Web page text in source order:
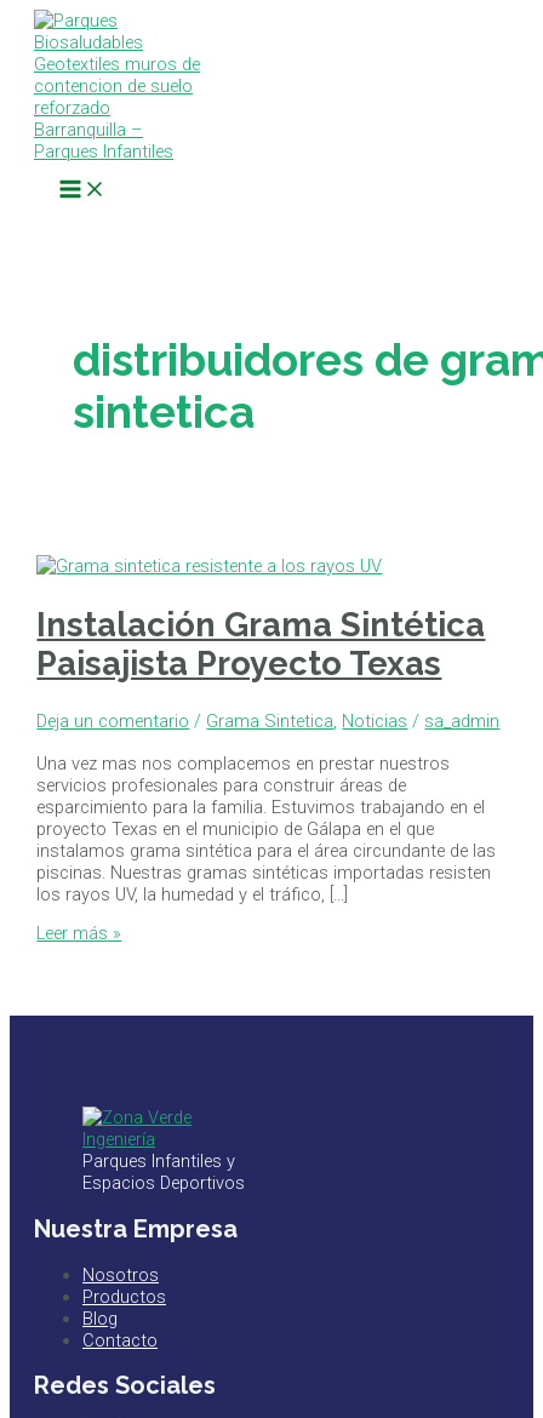
contenido
Menu
distribuidores de
sintetica
Instalación Grama Sintética
Paisajista Proyecto Texas
Deja un comentario / Grama Sintetica, Noticias / sa_admin
Una vez mas nos complacemos en prestar nuestros
servicios profesionales para construir áreas de
esparcimiento para la familia. Estuvimos trabajando en el
proyecto Texas en el municipio de Gálapa en el que
instalamos grama sintética para el área circundante de las
piscinas. Nuestras gramas sintéticas importadas resisten
los rayos UV, la humedad y el tráfico, […]
Instalación
Grama
Sintética
Paisajista
Proyecto
Texas
Leer más »
Parques Infantiles y
Espacios Deportivos
Nuestra Empresa
Nosotros
Productos
Blog
Contacto
Redes Sociales